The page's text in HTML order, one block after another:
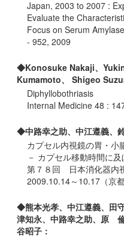
Japan, 2003 to 2007 :
Evaluate the
Focus on Serum
- 952, 2009
◆Konosuke Nakaji、
Kumamoto、 Shigeo
Diphyllobothriasis
Internal Medicine 48 :
◆中路幸之助、中江遵義、
カプセル内視鏡の胃・小
－ カプセル移動時間に
第７８回 日本消化器
2009.10.14～10.17（京都
◆熊本光孝、中江遵義、田
津知永、中路幸之助、原
谷昭子：